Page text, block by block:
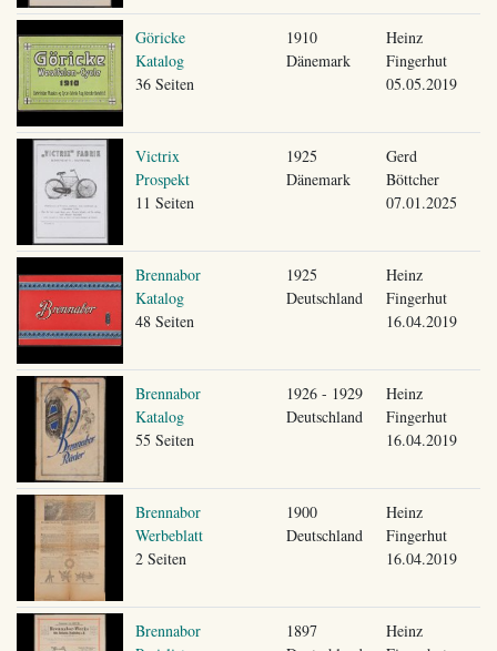
Göricke
Katalog
36 Seiten
1910
Dänemark
Heinz
Fingerhut
05.05.2019
Victrix
Prospekt
11 Seiten
1925
Dänemark
Gerd
Böttcher
07.01.2025
Brennabor
Katalog
48 Seiten
1925
Deutschland
Heinz
Fingerhut
16.04.2019
Brennabor
Katalog
55 Seiten
1926 - 1929
Deutschland
Heinz
Fingerhut
16.04.2019
Brennabor
Werbeblatt
2 Seiten
1900
Deutschland
Heinz
Fingerhut
16.04.2019
Brennabor
1897
Heinz